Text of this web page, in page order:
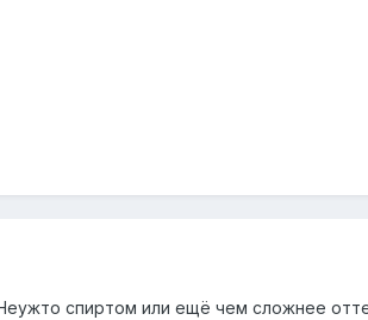
спиртом или ещё чем сложнее